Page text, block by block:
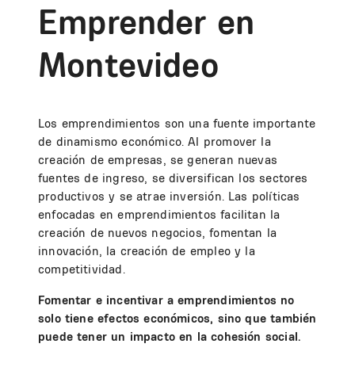
Emprender en
Montevideo
Los emprendimientos son una fuente importante
de dinamismo económico. Al promover la
creación de empresas, se generan nuevas
fuentes de ingreso, se diversifican los sectores
productivos y se atrae inversión. Las políticas
enfocadas en emprendimientos facilitan la
creación de nuevos negocios, fomentan la
innovación, la creación de empleo y la
competitividad.
Fomentar e incentivar a emprendimientos no
solo tiene efectos económicos, sino que también
puede tener un impacto en la cohesión social.